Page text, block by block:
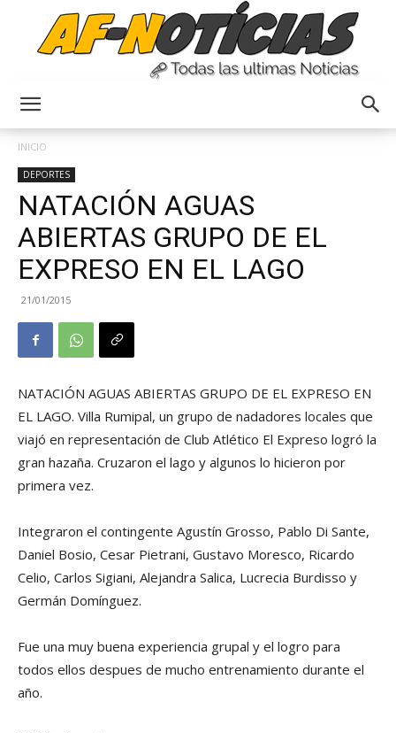
INICIO
DEPORTES
NATACIÓN AGUAS
ABIERTAS GRUPO DE EL
EXPRESO EN EL LAGO
21/01/2015
NATACIÓN AGUAS ABIERTAS GRUPO DE EL EXPRESO EN
EL LAGO. Villa Rumipal, un grupo de nadadores locales que
viajó en representación de Club Atlético El Expreso logró la
gran hazaña. Cruzaron el lago y algunos lo hicieron por
primera vez.
Integraron el contingente Agustín Grosso, Pablo Di Sante,
Daniel Bosio, Cesar Pietrani, Gustavo Moresco, Ricardo
Celio, Carlos Sigiani, Alejandra Salica, Lucrecia Burdisso y
Germán Domínguez.
Fue una muy buena experiencia grupal y el logro para
todos ellos despues de mucho entrenamiento durante el
año.